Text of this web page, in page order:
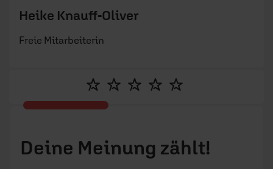
Heike Knauff-Oliver
Freie Mitarbeiterin
Deine Meinung zählt!